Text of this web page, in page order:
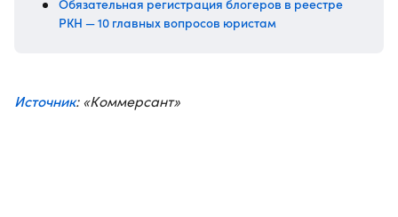
Обязательная регистрация блогеров в реестре
РКН — 10 главных вопросов юристам
Источник: «Коммерсант»